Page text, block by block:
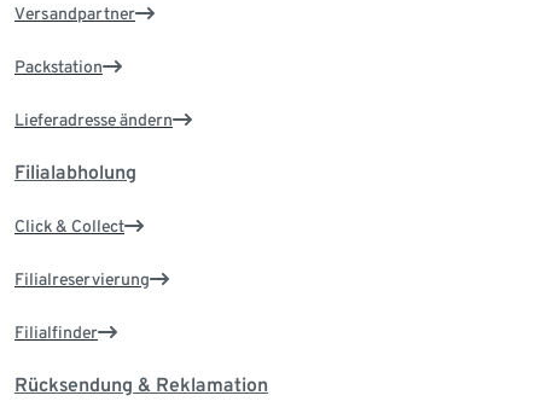
Versandpartner
Packstation
Lieferadresse ändern
Filialabholung
Click & Collect
Filialreservierung
Filialfinder
Rücksendung & Reklamation